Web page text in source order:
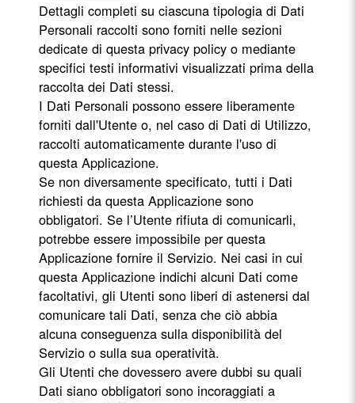
Dettagli completi su ciascuna tipologia di Dati
Personali raccolti sono forniti nelle sezioni
dedicate di questa privacy policy o mediante
specifici testi informativi visualizzati prima della
raccolta dei Dati stessi.
I Dati Personali possono essere liberamente
forniti dall'Utente o, nel caso di Dati di Utilizzo,
raccolti automaticamente durante l'uso di
questa Applicazione.
Se non diversamente specificato, tutti i Dati
richiesti da questa Applicazione sono
obbligatori. Se l’Utente rifiuta di comunicarli,
potrebbe essere impossibile per questa
Applicazione fornire il Servizio. Nei casi in cui
questa Applicazione indichi alcuni Dati come
facoltativi, gli Utenti sono liberi di astenersi dal
comunicare tali Dati, senza che ciò abbia
alcuna conseguenza sulla disponibilità del
Servizio o sulla sua operatività.
Gli Utenti che dovessero avere dubbi su quali
Dati siano obbligatori sono incoraggiati a